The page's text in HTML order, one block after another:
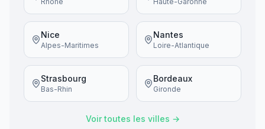
Nice
Alpes-Maritimes
Nantes
Loire-Atlantique
Strasbourg
Bas-Rhin
Bordeaux
Gironde
Voir toutes les villes →